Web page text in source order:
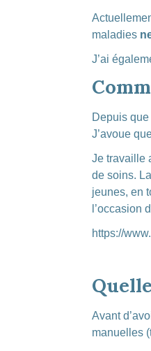
maladies
J’ai
Depuis
J’avoue
Je travaille
de soins.
jeunes, en
l’occasion
https://
Avant
manuelles